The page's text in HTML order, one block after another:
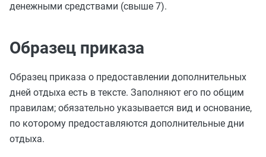
денежными средствами (свыше 7).
Образец приказа
Образец приказа о предоставлении дополнительных
дней отдыха есть в тексте. Заполняют его по общим
правилам; обязательно указывается вид и основание,
по которому предоставляются дополнительные дни
отдыха.